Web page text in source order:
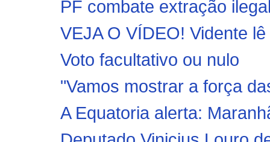
PF combate extração
VEJA O VÍDEO! Vidente
Voto facultativo ou nulo
"Vamos mostrar a força
A Equatoria alerta: